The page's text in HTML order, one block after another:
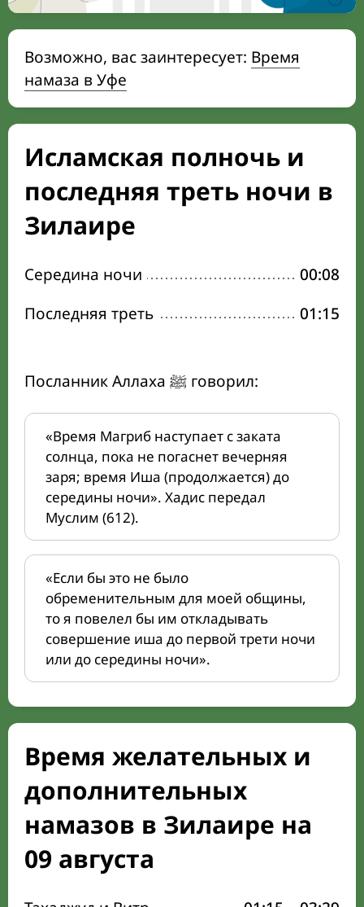
Возможно, вас заинтересует: Время
намаза в Уфе
Исламская полночь и
последняя треть ночи в
Зилаире
Середина ночи
00:08
Последняя треть
01:15
Посланник Аллаха ﷺ говорил:
«Время Магриб наступает с заката
солнца, пока не погаснет вечерняя
заря; время Иша (продолжается) до
середины ночи». Хадис передал
Муслим (612).
«Если бы это не было
обременительным для моей общины,
то я повелел бы им откладывать
совершение иша до первой трети ночи
или до середины ночи».
Время желательных и
дополнительных
намазов в Зилаире на
09 августа